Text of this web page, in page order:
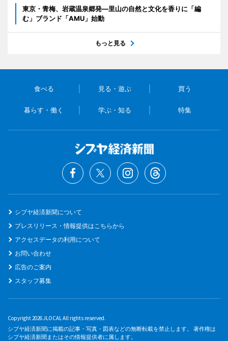
東京・青梅、岩蔵温泉郷発―里山の自然と文化を香りに「編
む」ブランド「AMU」始動
もっと見る
食べる 見る・遊ぶ 買う
暮らす・働く 学ぶ・知る 特集
シブヤ経済新聞について
プレスリリース・情報提供はこちらから
アクセスデータの利用について
お問い合わせ
広告のご案内
スタッフ募集
Copyright 2026 JLOCAL All rights reserved.
シブヤ経済新聞に掲載の記事・写真・図表などの無断転載を禁止します。 著作権は
シブヤ経済新聞またはその情報提供者に属します。